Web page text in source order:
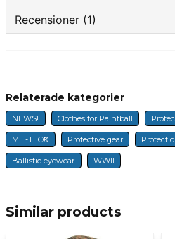
question
Fråga oss något om denna
name
Name
email
E-mail
Ja, ni får publicera min
Recensioner (1)
Similar products
Relaterade kategorier
NEWS! Clothes for Paintball
MIL-TEC® Protective gear
Ballistic eyewear WWII